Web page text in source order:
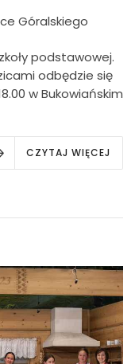
Góralskiego
podstawowej.
odbędzie się
w Bukowiańskim
CZYTAJ WIĘCEJ